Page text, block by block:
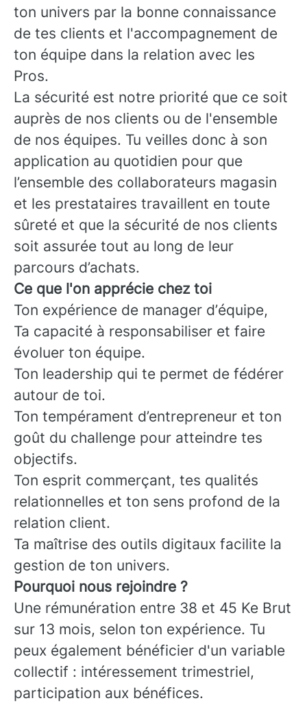
ton univers par la bonne connaissance
de tes clients et l'accompagnement de
ton équipe dans la relation avec les
Pros.
La sécurité est notre priorité que ce soit
auprès de nos clients ou de l'ensemble
de nos équipes. Tu veilles donc à son
application au quotidien pour que
l’ensemble des collaborateurs magasin
et les prestataires travaillent en toute
sûreté et que la sécurité de nos clients
soit assurée tout au long de leur
parcours d’achats.
Ce que l'on apprécie chez toi
Ton expérience de manager d’équipe,
Ta capacité à responsabiliser et faire
évoluer ton équipe.
Ton leadership qui te permet de fédérer
autour de toi.
Ton tempérament d’entrepreneur et ton
goût du challenge pour atteindre tes
objectifs.
Ton esprit commerçant, tes qualités
relationnelles et ton sens profond de la
relation client.
Ta maîtrise des outils digitaux facilite la
gestion de ton univers.
Pourquoi nous rejoindre ?
Une rémunération entre 38 et 45 Ke Brut
sur 13 mois, selon ton expérience. Tu
peux également bénéficier d'un variable
collectif : intéressement trimestriel,
participation aux bénéfices.